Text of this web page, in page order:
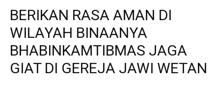
BERIKAN RASA AMAN DI
WILAYAH BINAANYA
BHABINKAMTIBMAS JAGA
GIAT DI GEREJA JAWI WETAN